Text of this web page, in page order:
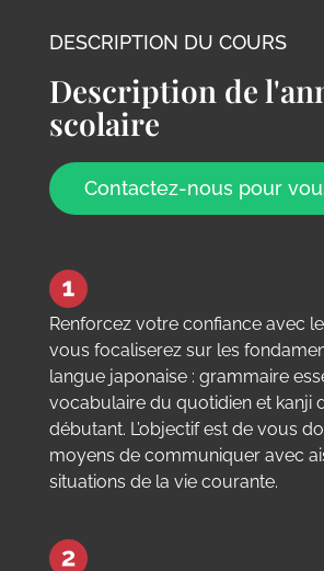
DESCRIPTION DU COURS
Description de
scolaire
Contactez-nous pour
Renforcez votre confiance avec
vous focaliserez sur les
langue japonaise : grammaire
vocabulaire du quotidien et kanji
débutant. L’objectif est de vous
moyens de communiquer avec
situations de la vie courante.